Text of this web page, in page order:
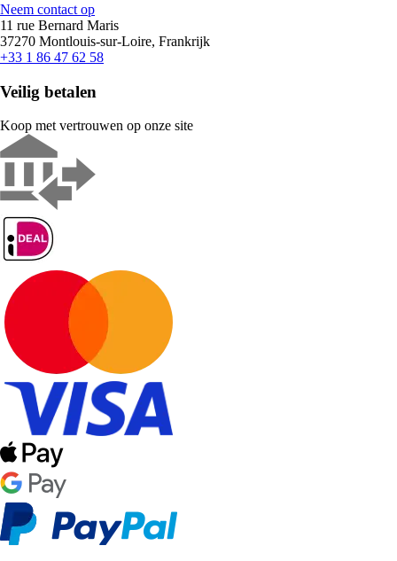
Neem contact op
11 rue Bernard Maris
37270 Montlouis-sur-Loire, Frankrijk
+33 1 86 47 62 58
Veilig betalen
Koop met vertrouwen op onze site